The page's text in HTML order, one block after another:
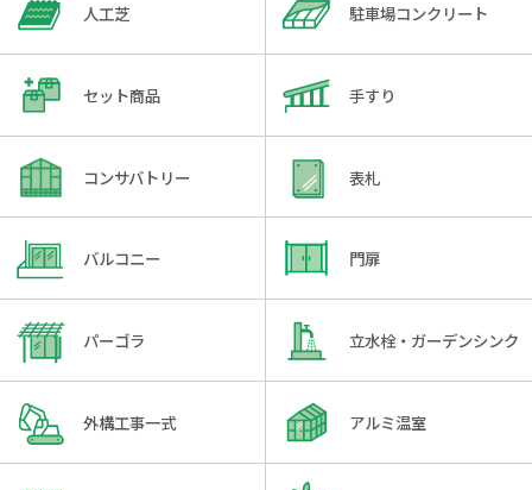
人工芝 駐車場コンクリート
セット商品 手すり
コンサバトリー 表札
バルコニー 門扉
パーゴラ 立水栓・ガーデンシンク
外構工事一式 アルミ温室